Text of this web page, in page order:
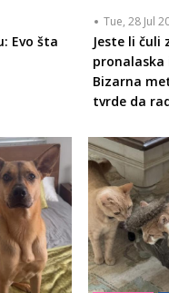
Evo šta
Tue, 28 Jul
Jeste li čuli
pronalaska
Bizarna
tvrde da